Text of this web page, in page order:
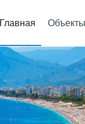
Главная Объекты